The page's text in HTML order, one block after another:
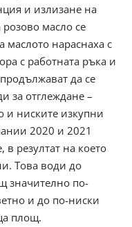
и излизане на
розово масло се
маслото нараснаха с
с работната ръка и
да се
за отглеждане –
и ниските изкупни
2020 и 2021
резултат на което
Това води до
значително по-
и до по-ниски
площ.